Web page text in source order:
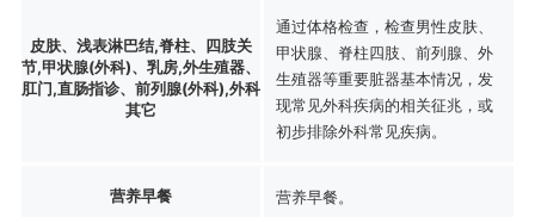
皮肤、浅表淋巴结,脊柱、四肢关
节,甲状腺(外科)、乳房,外生殖器、
肛门,直肠指诊、前列腺(外科),外科
其它
通过体格检查，检查男性皮肤、
甲状腺、脊柱四肢、前列腺、外
生殖器等重要脏器基本情况，发
现常见外科疾病的相关征兆，或
初步排除外科常见疾病。
营养早餐 营养早餐。